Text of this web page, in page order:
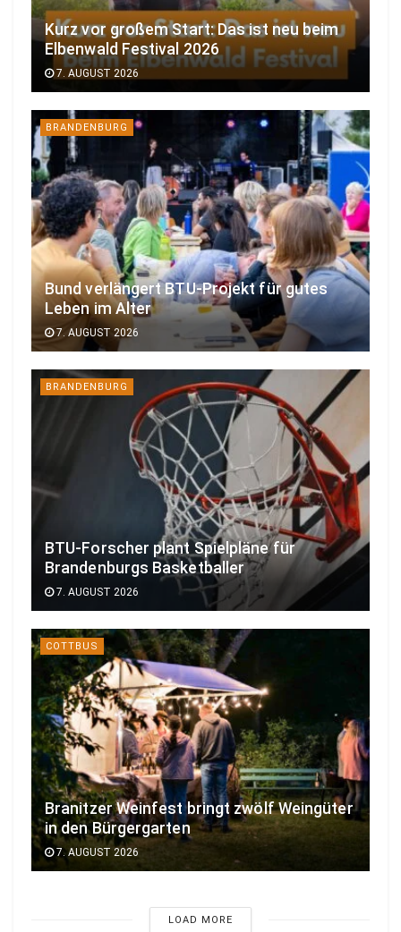
Kurz vor großem Start: Das ist neu beim
Elbenwald Festival 2026
7. AUGUST 2026
BRANDENBURG
Bund verlängert BTU-Projekt für gutes
Leben im Alter
7. AUGUST 2026
BRANDENBURG
BTU-Forscher plant Spielpläne für
Brandenburgs Basketballer
7. AUGUST 2026
COTTBUS
Branitzer Weinfest bringt zwölf Weingüter
in den Bürgergarten
7. AUGUST 2026
LOAD MORE